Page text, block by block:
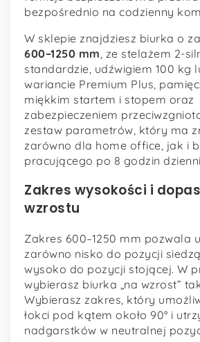
bezpośrednio na codzienny
W sklepie znajdziesz biurka o
600–1250 mm, ze stelażem 2-
standardzie, udźwigiem 100 kg
wariancie Premium Plus,
miękkim startem i stopem oraz
zabezpieczeniem
zestaw parametrów, który ma
zarówno dla home office, jak i
pracującego po 8 godzin
Zakres wysokości i
wzrostu
Zakres 600–1250 mm pozwala
zarówno nisko do pozycji
wysoko do pozycji stojącej. W
wybierasz biurka „na wzrost”
Wybierasz zakres, który
łokci pod kątem około 90° i
nadgarstków w neutralnej